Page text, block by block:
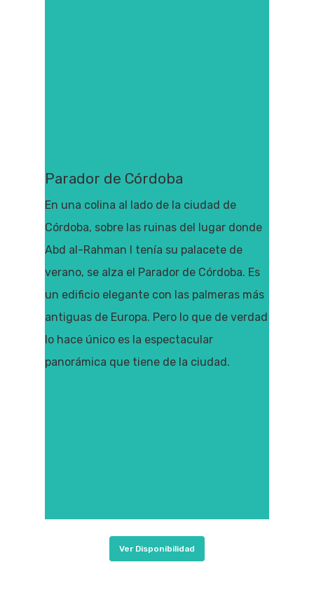
Parador de Córdoba
En una colina al lado de la ciudad de
Córdoba, sobre las ruinas del lugar donde
Abd al-Rahman I tenía su palacete de
verano, se alza el Parador de Córdoba. Es
un edificio elegante con las palmeras más
antiguas de Europa. Pero lo que de verdad
lo hace único es la espectacular
panorámica que tiene de la ciudad.
Ver Disponibilidad